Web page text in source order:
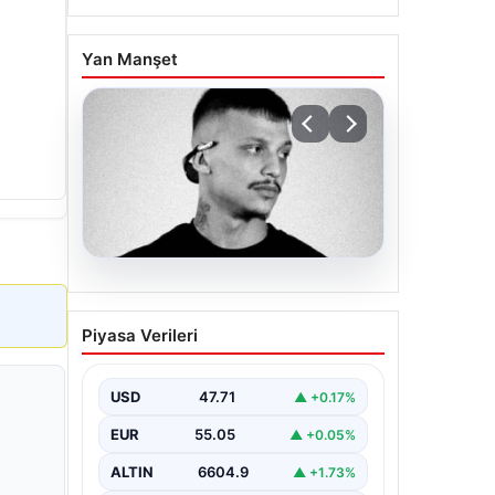
Yan Manşet
06.08.2026
Klibinde silah kullanan
rapçi Yuşa Keskin ile 3
serbest bırakıldı
Piyasa Verileri
USD 47.71 ▲ +0.17%
EUR 55.05 ▲ +0.05%
ALTIN 6604.9 ▲ +1.73%